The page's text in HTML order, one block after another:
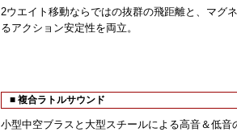
2ウエイト移動ならではの抜群の飛距離と、マグ
るアクション安定性を両立。
■ 複合ラトルサウンド
小型中空ブラスと大型スチールによる高音＆低音